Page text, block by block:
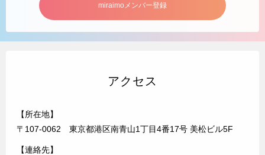
miraimoメンバー登録
アクセス
【所在地】
〒107-0062 東京都港区南青山1丁目4番17号 美松ビル5F
【連絡先】